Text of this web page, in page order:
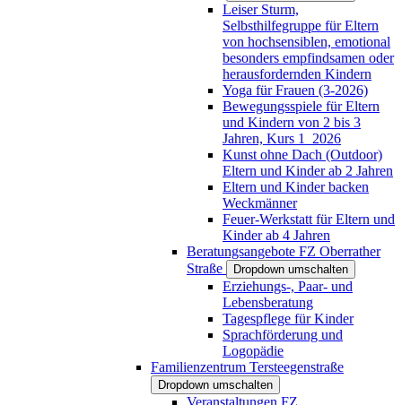
Leiser Sturm,
Selbsthilfegruppe für Eltern
von hochsensiblen, emotional
besonders empfindsamen oder
herausfordernden Kindern
Yoga für Frauen (3-2026)
Bewegungsspiele für Eltern
und Kindern von 2 bis 3
Jahren, Kurs 1_2026
Kunst ohne Dach (Outdoor)
Eltern und Kinder ab 2 Jahren
Eltern und Kinder backen
Weckmänner
Feuer-Werkstatt für Eltern und
Kinder ab 4 Jahren
Beratungsangebote FZ Oberrather
Straße
Dropdown umschalten
Erziehungs-, Paar- und
Lebensberatung
Tagespflege für Kinder
Sprachförderung und
Logopädie
Familienzentrum Tersteegenstraße
Dropdown umschalten
Veranstaltungen FZ